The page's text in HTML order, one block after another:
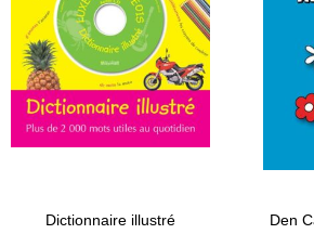
Dictionnaire illustré
Den